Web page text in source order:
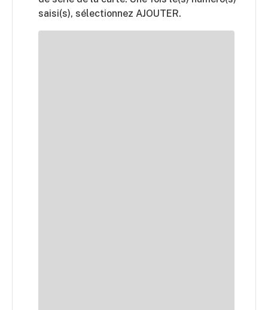
saisi(s), sélectionnez AJOUTER.